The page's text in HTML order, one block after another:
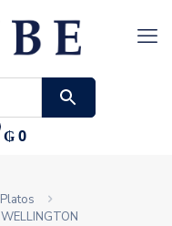
₲0
Platos